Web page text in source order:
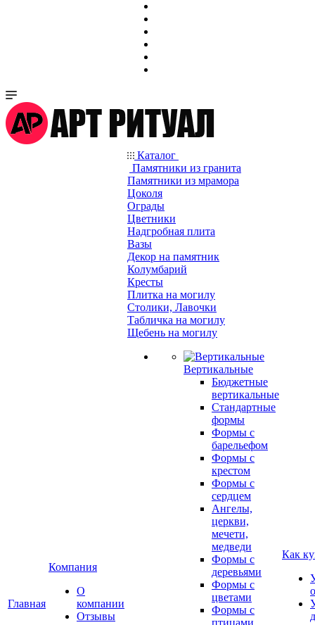
Главная
Компания
О
компании
Отзывы
Каталог
Памятники из гранита
Памятники из мрамора
Цоколя
Ограды
Цветники
Надгробная плита
Вазы
Декор на памятник
Колумбарий
Кресты
Плитка на могилу
Столики, Лавочки
Табличка на могилу
Щебень на могилу
Вертикальные
Бюджетные
вертикальные
Стандартные
формы
Формы с
барельефом
Формы с
крестом
Формы с
сердцем
Ангелы,
церкви,
мечети,
медведи
Формы с
деревьями
Формы с
цветами
Формы с
птицами
Как